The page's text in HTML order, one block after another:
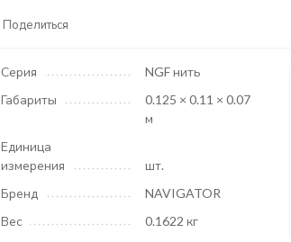
Поделиться
Серия
NGF нить
Габариты
0.125 × 0.11 × 0.07
м
Единица
измерения
шт.
Бренд
NAVIGATOR
Вес
0.1622 кг